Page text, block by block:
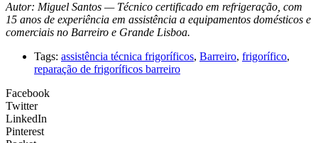
Autor: Miguel Santos — Técnico certificado em refrigeração, com
15 anos de experiência em assistência a equipamentos domésticos e
comerciais no Barreiro e Grande Lisboa.
Tags: assistência técnica frigoríficos, Barreiro, frigorífico,
reparação de frigoríficos barreiro
Facebook
Twitter
LinkedIn
Pinterest